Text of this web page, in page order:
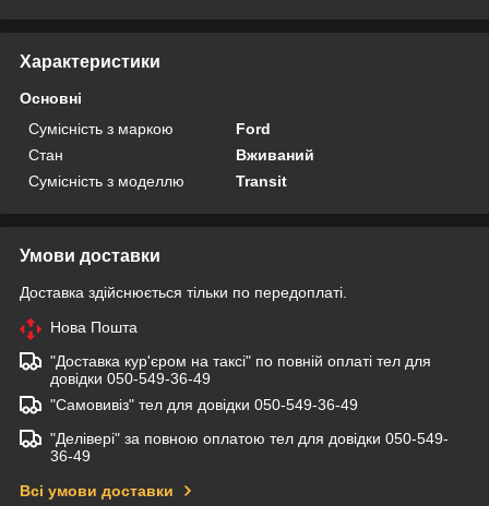
Характеристики
Основні
Сумісність з маркою
Ford
Стан
Вживаний
Сумісність з моделлю
Transit
Умови доставки
Доставка здійснюється тільки по передоплаті.
Нова Пошта
"Доставка кур'єром на таксі" по повній оплаті тел для
довідки 050-549-36-49
"Самовивіз" тел для довідки 050-549-36-49
"Делівері" за повною оплатою тел для довідки 050-549-
36-49
Всі умови доставки